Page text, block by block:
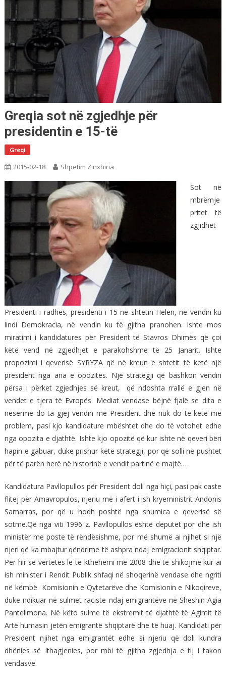
Greqia sot në zgjedhje për
presidentin e 15-të
Greqi
2015-02-18 Shpetim Zinxhiria
Sot në
mbrëmje
pritet të
zgjidhet
Presidenti i radhës, presidenti i 15 në shtetin Helen, në vendin ku
lindi Demokracia, në vendin ku të gjitha pranohen. Ishte mos
miratimi i kandidatures për President të Stavros Dhimës që çoi
këtë vend në zgjedhjet e parakohshme të 25 Janarit. Ishte
propozimi i qeverisë SYRYZA që në kreun e shtetit të ketë një
president nga ana e opozitës. Një strategji që bashkon vendin
përsa i përket zgjedhjes së kreut, që ndoshta rrallë e gjen në
vendet e tjera të Evropës. Mediat vendase bëjnë fjalë se dita e
neserme do ta gjej vendin me President dhe nuk do të ketë më
problem, pasi kjo kandidature mbështet dhe do të votohet edhe
nga opozita e djathtë. Ishte kjo opozitë që kur ishte në qeveri bëri
hapin e gabuar, duke prishur këtë strategji, por që solli në pushtet
për të parën herë në historinë e vendit partinë e majtë…
Kandidatura Pavllopullos për President doli nga hiçi, pasi pak caste
flitej për Amavropulos, njeriu më i afert i ish kryeministrit Andonis
Samarras, por që u hodh poshtë nga shumica e qeverisë së
sotme.Që nga viti 1996 z. Pavllopullos është deputet por dhe ish
ministër me poste të rëndësishme, por më shumë ai njihet si një
njeri që ka mbajtur qëndrime të ashpra ndaj emigracionit shqiptar.
Për hir së vërtetës le të kthehemi më 2008 dhe të shikojmë kur ai
ish minister i Rendit Publik shfaqi në shoqerinë vendase dhe ngriti
në këmbë Komisionin e Qytetarëve dhe Komisionin e Nikoqireve,
duke ndikuar në sulmet raciste ndaj emigrantëve në Sheshin Agia
Pantelimona. Në këto sulme të ekstremit të djathtë të Agimit të
Artë humasin jetën emigrantë shqiptarë dhe të huaj. Kandidati për
President njihet nga emigrantët edhe si njeriu që doli kundra
dhënies së Ithagjenies, por mbi të gjitha zgjedhja e tij i takon
vendasve.